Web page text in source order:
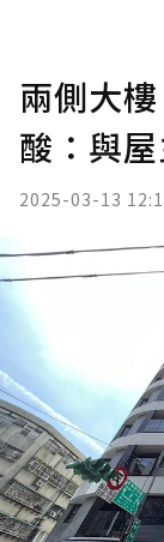
兩側大
酸：與
2025-03-13